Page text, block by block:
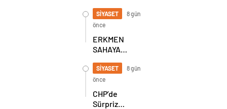
BAŞKAN
SEÇİLDİ
SİYASET
8 gün
önce
ERKMEN
SAHAYA
GÖKÇEBEY
VE
ÇAYCUMA’DA
SİYASET
8 gün
önce
CHP’de
Sürpriz